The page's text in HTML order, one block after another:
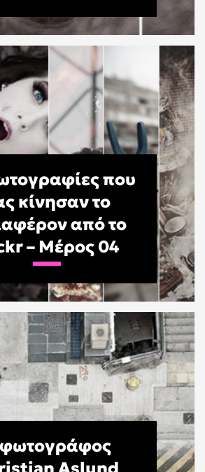
που
κίνησαν το
από το
– Μέρος 04